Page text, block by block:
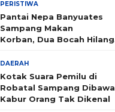
PERISTIWA
Pantai Nepa Banyuates
Sampang Makan
Korban, Dua Bocah Hilang
DAERAH
Kotak Suara Pemilu di
Robatal Sampang Dibawa
Kabur Orang Tak Dikenal